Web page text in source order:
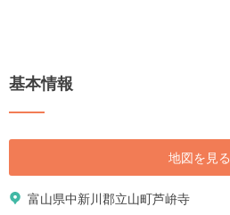
基本情報
地図を見る
富山県中新川郡立山町芦峅寺